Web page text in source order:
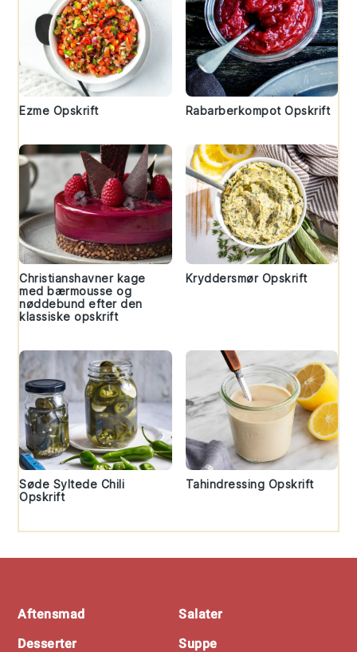
Ezme Opskrift Rabarberkompot Opskrift
Christianshavner kage
med bærmousse og
nøddebund efter den
klassiske opskrift
Kryddersmør Opskrift
Søde Syltede Chili
Opskrift
Tahindressing Opskrift
Aftensmad
Desserter
Salater
Suppe